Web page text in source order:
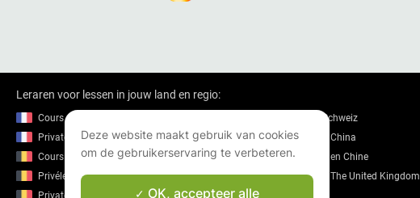
Leraren voor lessen in jouw land en regio:
Cours particuliers en France
Private lessons in France
Cours particuliers en Belgique
Privélessen in België
Private lessons in Belgium
Nachhilfe in der Schweiz
Private lessons in China
Cours particuliers en Chine
Private lessons in The United Kingdom
Cours particuliers
Deze website maakt gebruik van cookies
om de gebruikerservaring te verbeteren.
OK, accepteer alle